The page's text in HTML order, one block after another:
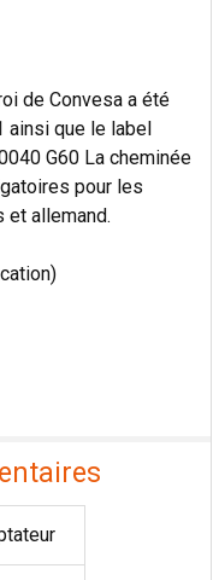
de Convesa a été
que le label
G60 La cheminée
pour les
et allemand.